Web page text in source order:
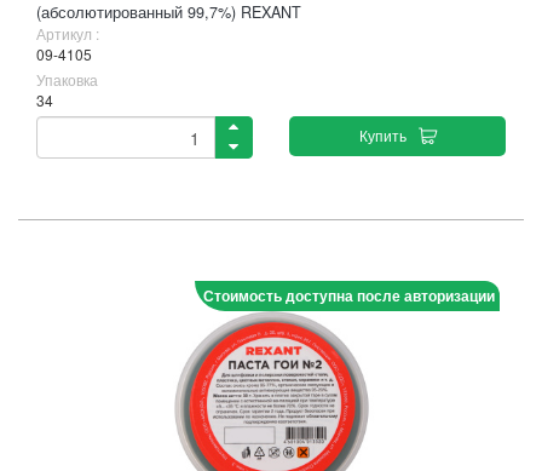
(абсолютированный 99,7%) REXANT
Артикул :
09-4105
Упаковка
34
Купить
Стоимость доступна после авторизации